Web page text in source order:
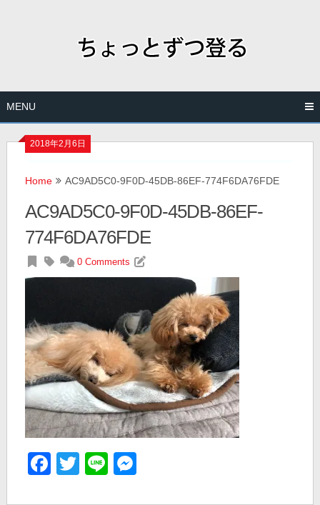
MENU
2018年2月6日
Home AC9AD5C0-9F0D-45DB-86EF-774F6DA76FDE
AC9AD5C0-9F0D-45DB-86EF-
774F6DA76FDE
0 Comments
Facebook
Twitter
Line